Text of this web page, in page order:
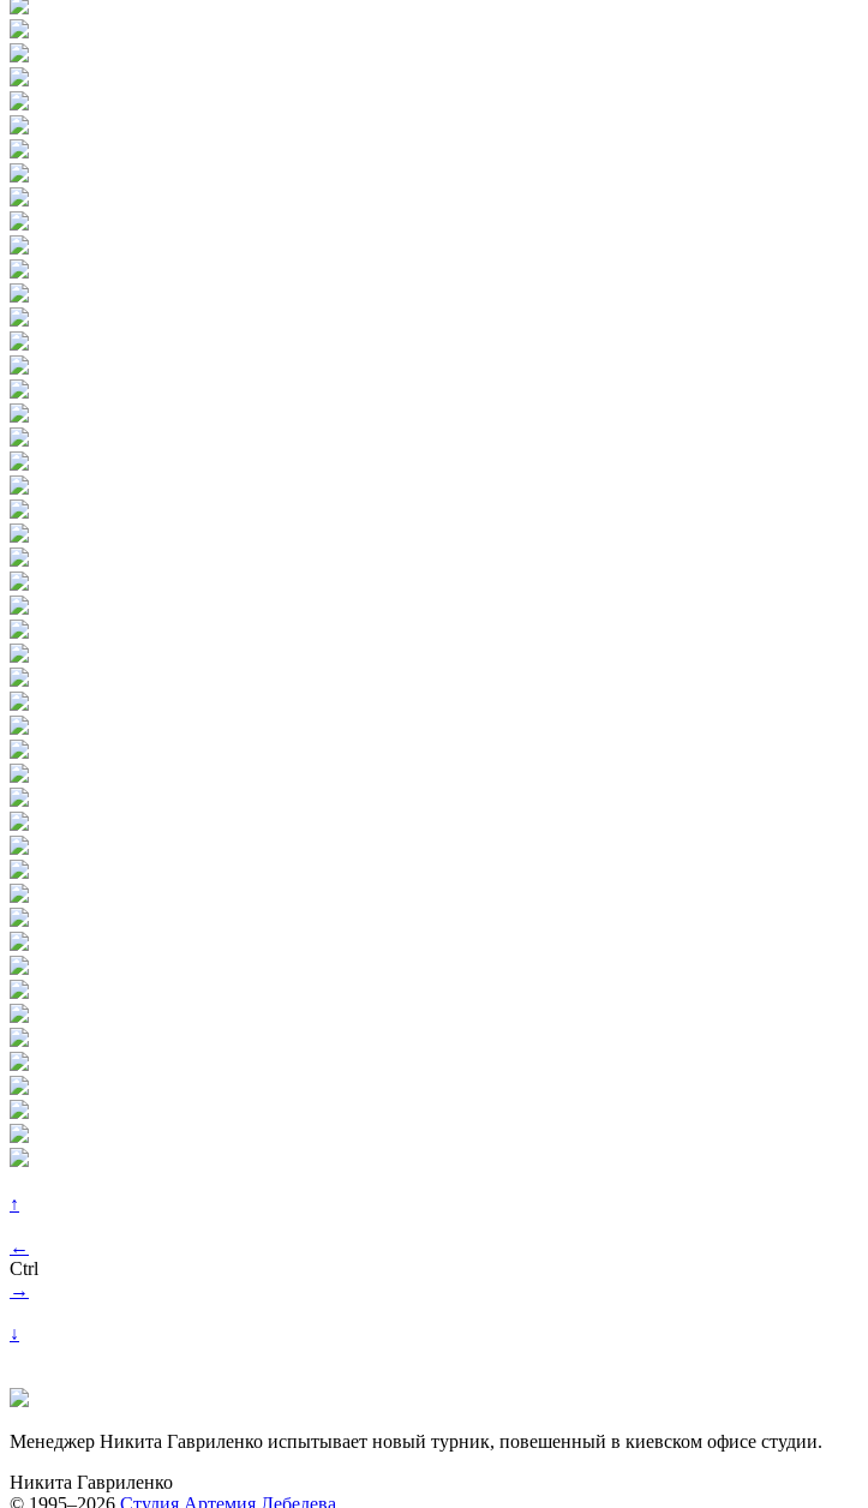
↑
←
Ctrl
→
↓
Менеджер Никита Гавриленко испытывает новый турник, повешенный в киевском офисе студии.
Никита Гавриленко
© 1995–2026 Студия Артемия Лебедева